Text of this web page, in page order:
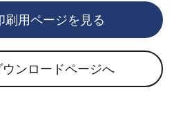
刷用ページを見る
ンロードページへ